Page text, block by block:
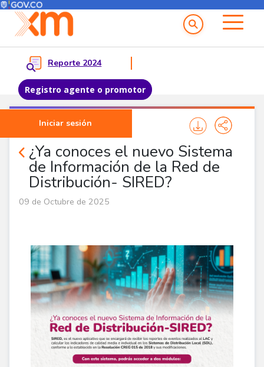
Pasar al contenido principal
Menú del Usuario
Reporte 2024
Registro agente o promotor
Iniciar sesión
Menu principal
¿Ya conoces el nuevo Sistema
de Información de la Red de
Distribución- SIRED?
Noticias Agentes
09 de Octubre de 2025